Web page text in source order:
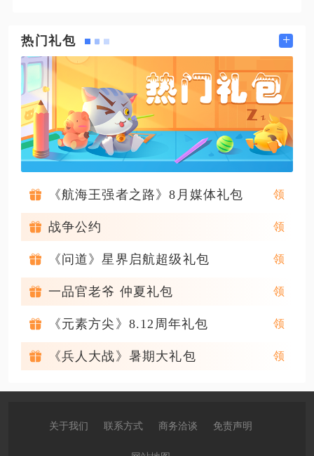
热门礼包 +
《航海王强者之路》8月媒体礼包
战争公约
《问道》星界启航超级礼包
一品官老爷 仲夏礼包
《元素方尖》8.12周年礼包
《兵人大战》暑期大礼包
关于我们 联系方式 商务洽谈 免责声明